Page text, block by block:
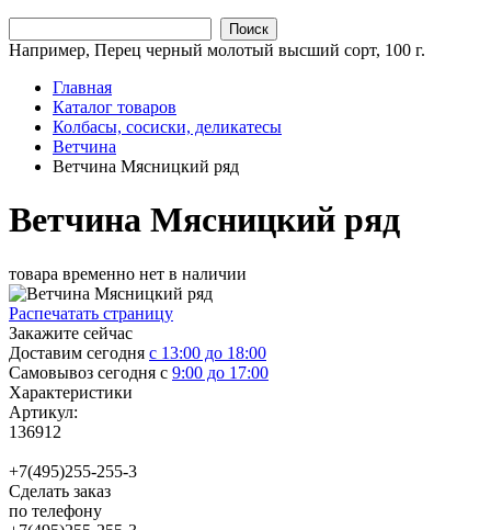
Поиск
Например, Перец черный молотый высший сорт, 100 г.
Главная
Каталог товаров
Колбасы, сосиски, деликатесы
Ветчина
Ветчина Мясницкий ряд
Ветчина Мясницкий ряд
товара временно нет в наличии
Распечатать страницу
Закажите сейчас
Доставим сегодня с 13:00 до 18:00
Самовывоз сегодня с 9:00 до 17:00
Характеристики
Артикул:
136912
+7(495)255-255-3
Сделать заказ
по телефону